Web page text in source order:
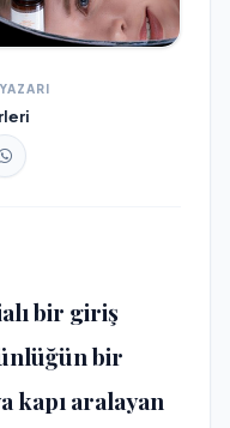
bir giriş
bir
kapı aralayan